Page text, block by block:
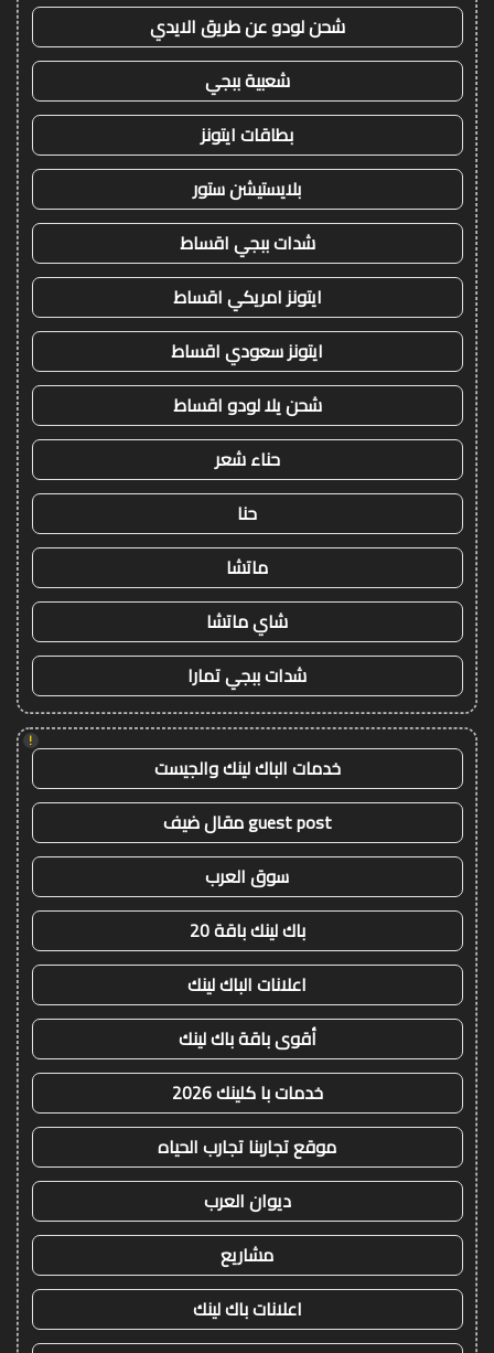
شحن لودو عن طريق الايدي
شعبية ببجي
بطاقات ايتونز
بلايستيشن ستور
شدات ببجي اقساط
ايتونز امريكي اقساط
ايتونز سعودي اقساط
شحن يلا لودو اقساط
حناء شعر
حنا
ماتشا
شاي ماتشا
شدات ببجي تمارا
!
خدمات الباك لينك والجيست
guest post مقال ضيف
سوق العرب
باك لينك باقة 20
اعلانات الباك لينك
أقوى باقة باك لينك
خدمات با كلينك 2026
موقع تجاربنا تجارب الحياه
ديوان العرب
مشاريع
اعلانات باك لينك